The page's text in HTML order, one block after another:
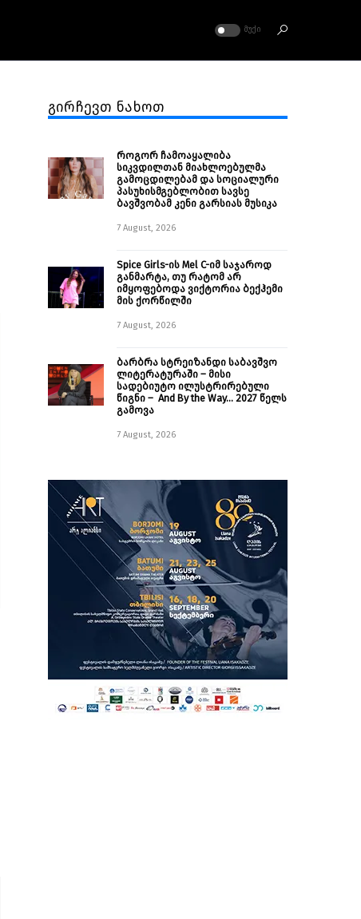
ᲛᲣᲥᲘ
გირჩევთ ნახოთ
როგორ ჩამოაყალიბა
სიკვდილთან მიახლოებულმა
გამოცდილებამ და სოციალური
პასუხისმგებლობით სავსე
ბავშვობამ კენი გარსიას მუსიკა
7 August, 2026
Spice Girls-ის Mel C-იმ საჯაროდ
განმარტა, თუ რატომ არ
იმყოფებოდა ვიქტორია ბექჰემი
მის ქორწილში
7 August, 2026
ბარბრა სტრეიზანდი საბავშვო
ლიტერატურაში – მისი
სადებიუტო ილუსტრირებული
წიგნი – And By the Way… 2027 წელს
გამოვა
7 August, 2026